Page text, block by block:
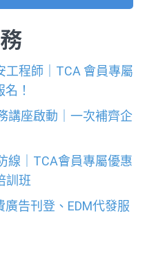
工程師｜TCA 會員專屬
！
講座啟動｜一次補齊企
線｜TCA會員專屬優惠
訓班
告刊登、EDM代發服